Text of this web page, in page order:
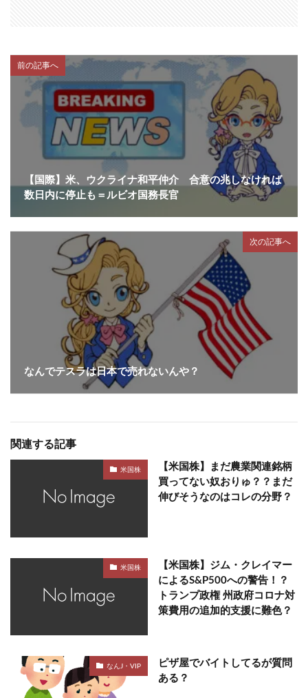
前の記事へ
【国際】米、ウクライナ和平仲介 合意の兆しなければ
数日内に停止も＝ルビオ国務長官
次の記事へ
なんでテスラは日本で売れないんや？
関連する記事
米国株
【米国株】まだ農業関連銘柄
買ってない奴おりゅ？？まだ
伸びそうなのはコレの分野？
米国株
【米国株】ジム・クレイマー
によるS&P500への警告！？
トランプ政権 州政府コロナ対
策費用の追加的支援に難色？
なんJ・VIP
ピザ屋でバイトしてるが質問
ある？